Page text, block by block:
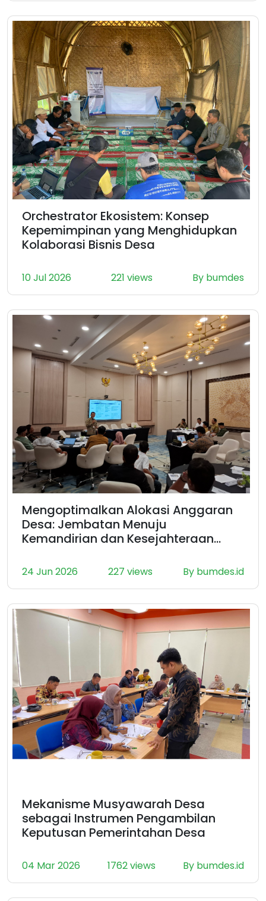
Orchestrator Ekosistem: Konsep
Kepemimpinan yang Menghidupkan
Kolaborasi Bisnis Desa
10 Jul 2026 221 views By bumdes
Mengoptimalkan Alokasi Anggaran
Desa: Jembatan Menuju
Kemandirian dan Kesejahteraan
24 Jun 2026 227 views By bumdes.id
Mekanisme Musyawarah Desa
sebagai Instrumen Pengambilan
Keputusan Pemerintahan Desa
04 Mar 2026 1762 views By bumdes.id